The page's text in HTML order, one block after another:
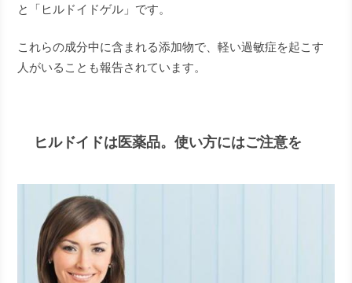
と「ヒルドイドゲル」です。
これらの成分中に含まれる添加物で、軽い過敏症を起こす
人がいることも報告されています。
ヒルドイドは医薬品。使い方にはご注意を